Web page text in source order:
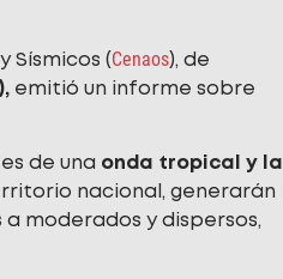
Sísmicos (Cenaos), de
emitió un informe sobre
de una onda tropical y la
nacional, generarán
moderados y dispersos,